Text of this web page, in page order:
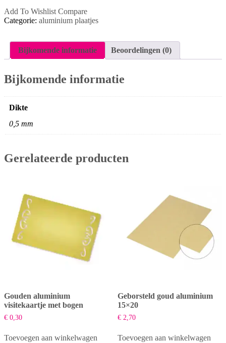
Add To Wishlist Compare
Categorie: aluminium plaatjes
Bijkomende informatie Beoordelingen (0)
Bijkomende informatie
Dikte
0,5 mm
Gerelateerde producten
Gouden aluminium
visitekaartje met bogen
€ 0,30
Toevoegen aan winkelwagen
Geborsteld goud aluminium
15×20
€2,70
Toevoegen aan winkelwagen